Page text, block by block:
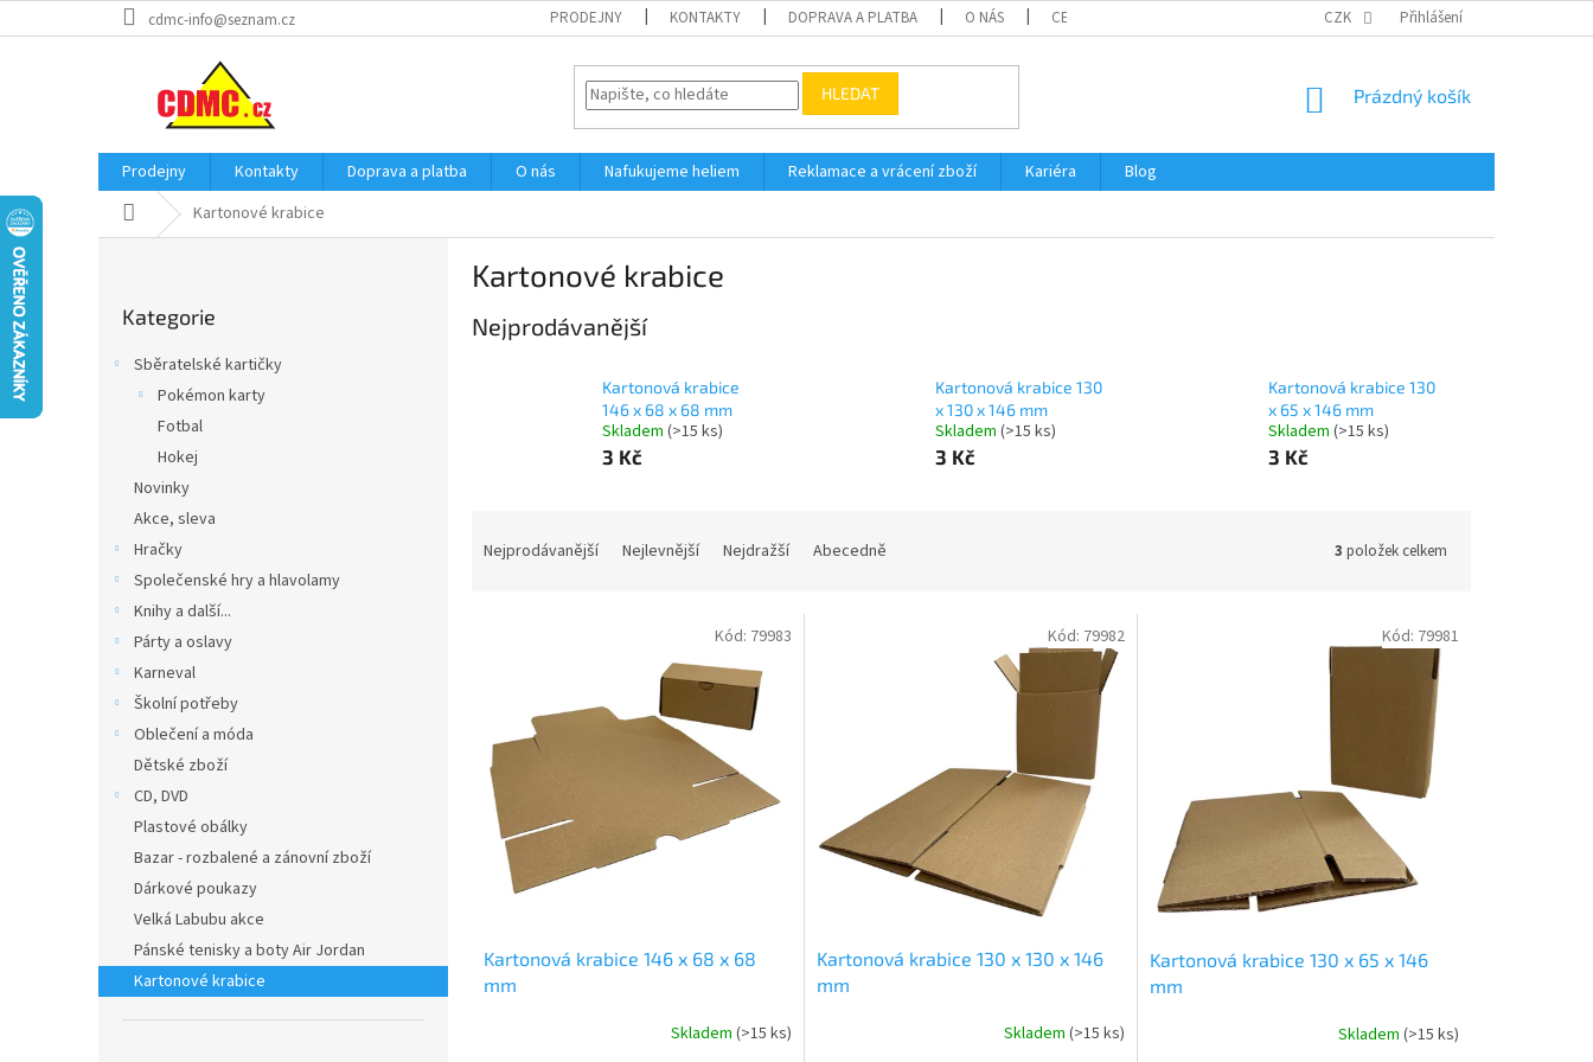
na
cdmc-info@seznam.cz PRODEJNY KONTAKTY DOPRAVA A PLATBA O NÁS CERTIFIKÁTY A NÁVODY OBCHODNÍ PODMÍNKY OCHRANA OSOBNÍCH
CZK Přihlášení
HLEDAT
NÁKUPNÍ
Prázdný košík
Prodejny Kontakty Doprava a platba O nás Nafukujeme heliem Reklamace a vrácení zboží Kariéra
Blog
Domů Kartonové krabice
kategorie
Kategorie
Sběratelské kartičky
Pokémon karty
Fotbal
Hokej
Novinky
Akce, sleva
Hračky
Společenské hry a hlavolamy
Knihy a další...
Párty a oslavy
Karneval
Školní potřeby
Oblečení a móda
Dětské zboží
CD, DVD
Plastové obálky
Bazar - rozbalené a zánovní zboží
Dárkové poukazy
Velká Labubu akce
Pánské tenisky a boty Air Jordan
Kartonové krabice
Kartonové krabice
Nejprodávanější
Kartonová krabice
146 x 68 x 68 mm
Skladem (>15 ks)
3 Kč
Kartonová krabice 130
x 130 x 146 mm
Skladem (>15 ks)
3 Kč
Kartonová krabice 130
x 65 x 146 mm
Skladem (>15 ks)
3 Kč
Nejprodávanější Nejlevnější Nejdražší Abecedně 3 položek celkem
Kartonová krabice 146 x 68 x 68
mm
Skladem (>15 ks)
Kód: 79983
Kartonová krabice 130 x 130 x 146
mm
Skladem (>15 ks)
Kód: 79982
Kartonová krabice 130 x 65 x 146
mm
Skladem (>15 ks)
Kód: 79981